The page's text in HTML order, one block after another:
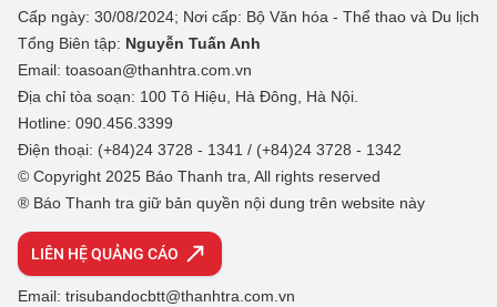
Cấp ngày: 30/08/2024; Nơi cấp: Bộ Văn hóa - Thể thao và Du lịch
Tổng Biên tập: Nguyễn Tuấn Anh
Email: toasoan@thanhtra.com.vn
Địa chỉ tòa soạn: 100 Tô Hiệu, Hà Đông, Hà Nội.
Hotline: 090.456.3399
Điện thoại: (+84)24 3728 - 1341 / (+84)24 3728 - 1342
© Copyright 2025 Báo Thanh tra, All rights reserved
® Báo Thanh tra giữ bản quyền nội dung trên website này
LIÊN HỆ QUẢNG CÁO
Email: trisubandocbtt@thanhtra.com.vn